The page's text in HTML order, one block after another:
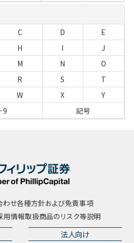
C D
E
H I
J
M N
O
R S
T
W X
Y
9 記号
わせ各種方針および免責事項
用情報取扱商品のリスク等説明
法人向け